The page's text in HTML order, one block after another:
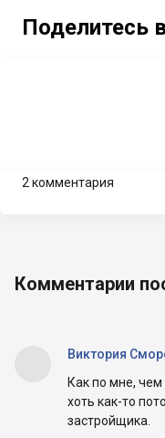
Поделитесь
Комментарии
2 комментария
Виктория
Как по мне,
хоть как-то
застройщика.